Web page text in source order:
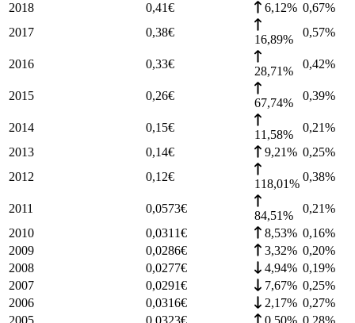
2018
0,41€ 6,12% 0,67%
2017
0,38€
16,89%
0,57%
2016 0,33€
28,71%
0,42%
2015 0,26€
67,74%
0,39%
2014 0,15€
11,58%
0,21%
2013
0,14€ 9,21% 0,25%
2012
0,12€
118,01%
0,38%
2011 0,0573€
84,51%
0,21%
2010
0,0311€ 8,53% 0,16%
2009
0,0286€ 3,32% 0,20%
2008
0,0277€ 4,94% 0,19%
2007
0,0291€ 7,67% 0,25%
2006
0,0316€ 2,17% 0,27%